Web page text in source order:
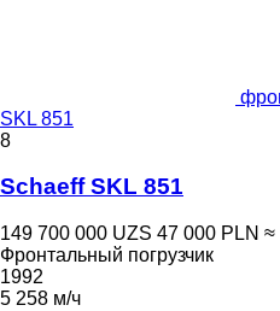
SKL 851
8
Schaeff SKL 851
149 700 000 UZS 47 000 PLN ≈
Фронтальный погрузчик
1992
5 258 м/ч